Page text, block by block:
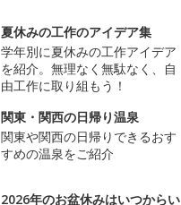
夏休みの工作のアイデア集
学年別に夏休みの工作アイデア
を紹介。無理なく無駄なく、自
由工作に取り組もう！
関東・関西の日帰り温泉
関東や関西の日帰りできるおす
すめの温泉をご紹介
2026年のお盆休みはいつからい